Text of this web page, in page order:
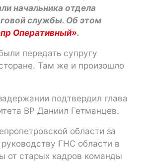
начальника отдела
службы. Об этом
Оперативный».
передать супругу
Там же и произошло
подтвердил глава
ВР Даниил Гетманцев.
области за
ГНС области в
от старых кадров команды